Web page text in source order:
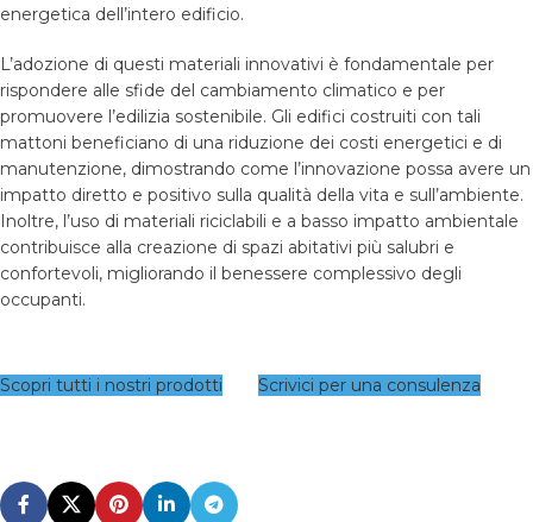
energetica dell’intero edificio.
L’adozione di questi materiali innovativi è fondamentale per
rispondere alle sfide del cambiamento climatico e per
promuovere l’edilizia sostenibile. Gli edifici costruiti con tali
mattoni beneficiano di una riduzione dei costi energetici e di
manutenzione, dimostrando come l’innovazione possa avere un
impatto diretto e positivo sulla qualità della vita e sull’ambiente.
Inoltre, l’uso di materiali riciclabili e a basso impatto ambientale
contribuisce alla creazione di spazi abitativi più salubri e
confortevoli, migliorando il benessere complessivo degli
occupanti.
Scopri tutti i nostri prodotti Scrivici per una consulenza